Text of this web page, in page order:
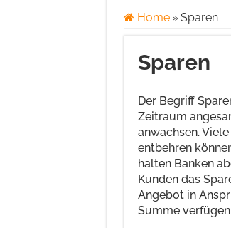
Home »Sparen
Sparen
Der Begriff
Zeitraum
anwachsen.
entbehren
halten Banken
Kunden das
Angebot in
Summe